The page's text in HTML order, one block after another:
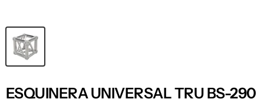
ESQUINERA UNIVERSAL TRU BS-290